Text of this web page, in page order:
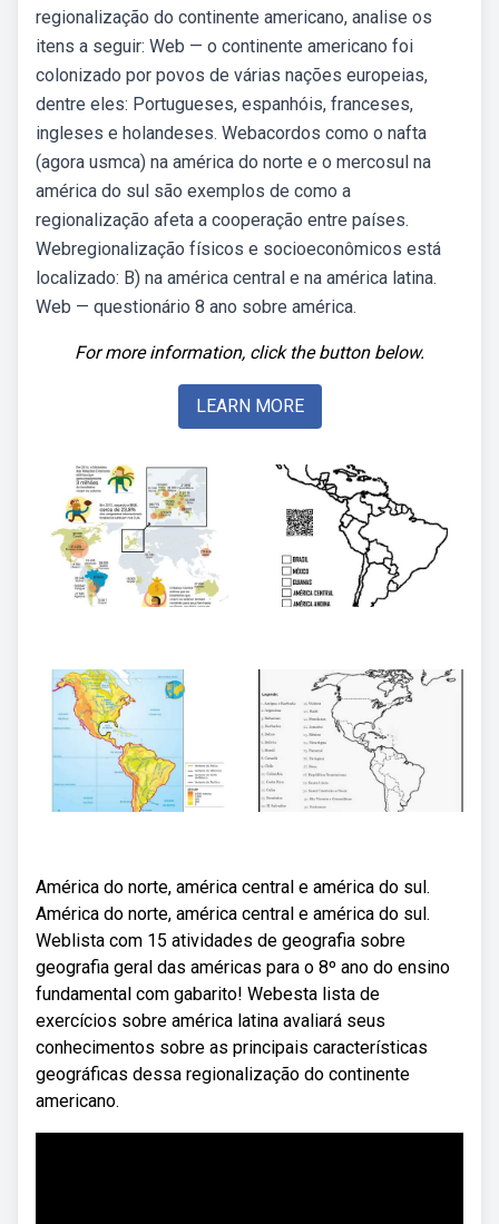
regionalização do continente americano, analise os
itens a seguir: Web — o continente americano foi
colonizado por povos de várias nações europeias,
dentre eles: Portugueses, espanhóis, franceses,
ingleses e holandeses. Webacordos como o nafta
(agora usmca) na américa do norte e o mercosul na
américa do sul são exemplos de como a
regionalização afeta a cooperação entre países.
Webregionalização físicos e socioeconômicos está
localizado: B) na américa central e na américa latina.
Web — questionário 8 ano sobre américa.
For more information, click the button below.
LEARN MORE
América do norte, américa central e américa do sul.
América do norte, américa central e américa do sul.
Weblista com 15 atividades de geografia sobre
geografia geral das américas para o 8º ano do ensino
fundamental com gabarito! Webesta lista de
exercícios sobre américa latina avaliará seus
conhecimentos sobre as principais características
geográficas dessa regionalização do continente
americano.